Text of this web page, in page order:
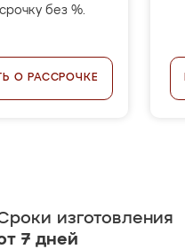
без %.
О РАССРОЧКЕ
изготовления
7 дней